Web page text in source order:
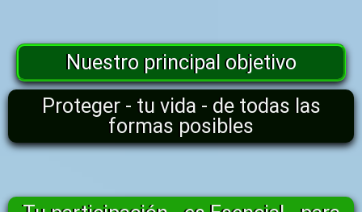
Nuestro principal objetivo
Proteger - tu vida - de todas las
formas posibles